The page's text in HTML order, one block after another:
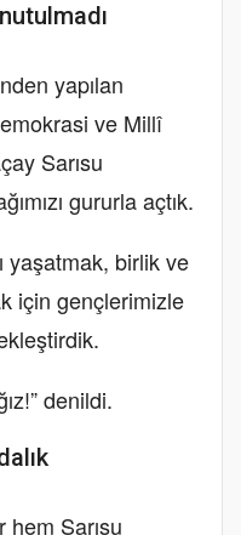
yapılan
ve Millî
Sarısu
gururla açtık.
yaşatmak, birlik ve
için gençlerimizle
denildi.
hem Sarısu